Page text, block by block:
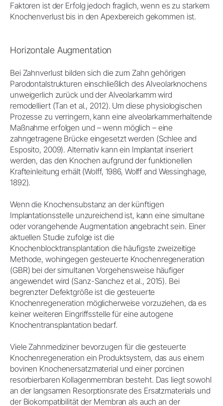
Faktoren ist der Erfolg jedoch fraglich, wenn es zu starkem
Knochenverlust bis in den Apexbereich gekommen ist.
Horizontale Augmentation
Bei Zahnverlust bilden sich die zum Zahn gehörigen
Parodontalstrukturen einschließlich des Alveolarknochens
unweigerlich zurück und der Alveolarkamm wird
remodelliert (Tan et al., 2012). Um diese physiologischen
Prozesse zu verringern, kann eine alveolarkammerhaltende
Maßnahme erfolgen und – wenn möglich – eine
zahngetragene Brücke eingesetzt werden (Schlee and
Esposito, 2009). Alternativ kann ein Implantat inseriert
werden, das den Knochen aufgrund der funktionellen
Krafteinleitung erhält (Wolff, 1986, Wolff and Wessinghage,
1892).
Wenn die Knochensubstanz an der künftigen
Implantationsstelle unzureichend ist, kann eine simultane
oder vorangehende Augmentation angebracht sein. Einer
aktuellen Studie zufolge ist die
Knochenblocktransplantation die häufigste zweizeitige
Methode, wohingegen gesteuerte Knochenregeneration
(GBR) bei der simultanen Vorgehensweise häufiger
angewendet wird (Sanz-Sanchez et al., 2015). Bei
begrenzter Defektgröße ist die gesteuerte
Knochenregeneration möglicherweise vorzuziehen, da es
keiner weiteren Eingriffsstelle für eine autogene
Knochentransplantation bedarf.
Viele Zahnmediziner bevorzugen für die gesteuerte
Knochenregeneration ein Produktsystem, das aus einem
bovinen Knochenersatzmaterial und einer porcinen
resorbierbaren Kollagenmembran besteht. Das liegt sowohl
an der langsamen Resorptionsrate des Ersatzmaterials und
der Biokompatibilität der Membran als auch an der